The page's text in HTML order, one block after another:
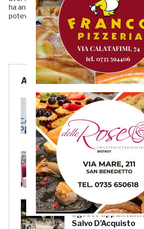
ha anche frenato le ambizioni di rimonta
potevano ridurre il gap con […]
Articoli Recenti
La Samb
ricostruzioni che
cessione del club.
COMUNICATO
FOCUS – Giusto
ma anche
Scacchi in piazza:
agosto
Salvo D’Acquisto